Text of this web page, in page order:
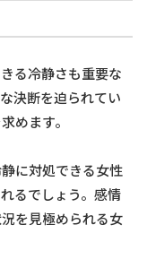
る冷静さも重要な
決断を迫られてい
めます。
に対処できる女性
るでしょう。感情
を見極められる女